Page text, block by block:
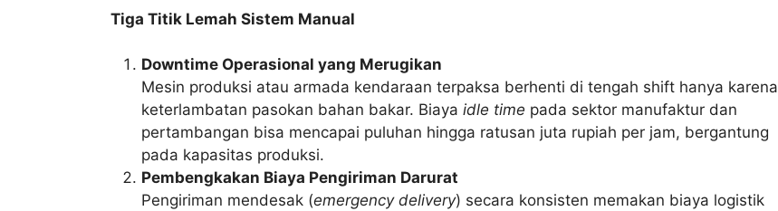
Tiga Titik Lemah Sistem Manual
Downtime Operasional yang Merugikan
Mesin produksi atau armada kendaraan terpaksa berhenti di tengah shift hanya karena
keterlambatan pasokan bahan bakar. Biaya idle time pada sektor manufaktur dan
pertambangan bisa mencapai puluhan hingga ratusan juta rupiah per jam, bergantung
pada kapasitas produksi.
Pembengkakan Biaya Pengiriman Darurat
Pengiriman mendesak (emergency delivery) secara konsisten memakan biaya logistik